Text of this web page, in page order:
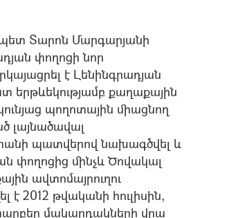
Տարոն Մարգարյանի
փողոցի նոր
է Լենինգրադյան
երթևեկությամբ քաղաքային
պողոտային միացնող
լայնածավալ
պատվերով նախագծվել և
փողոցից մինչև Ծովակալ
ավտոմայրուղու
է 2012 թվականի հուլիսին,
տարբեր մակարդակների վրա